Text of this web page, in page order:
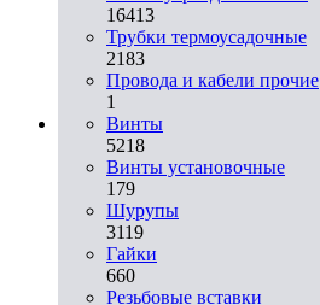
16413
Трубки термоусадочные
2183
Провода и кабели прочие
1
Винты
5218
Винты установочные
179
Шурупы
3119
Гайки
660
Резьбовые вставки